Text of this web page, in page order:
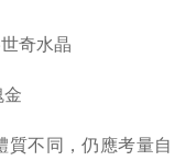
奇水晶
金
質不同，仍應考量自